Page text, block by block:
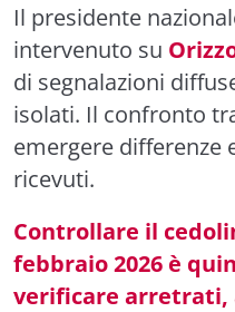
Il presidente
intervenuto su
di segnalazioni
isolati. Il confronto
emergere differenze
ricevuti.
Controllare il
febbraio 2026 è
verificare arretrati,